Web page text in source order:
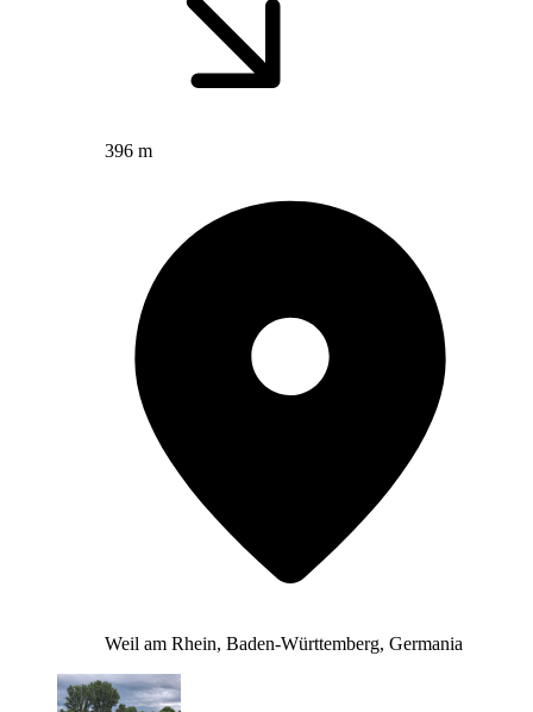
396 m
Weil am Rhein, Baden-Württemberg, Germania